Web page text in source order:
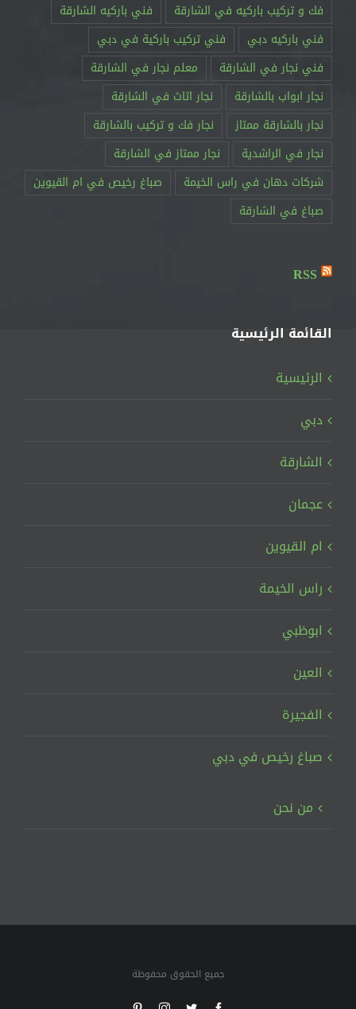
فك و تركيب باركيه في الشارقة
فني باركيه الشارقة
فني باركيه دبي
فني تركيب باركية في دبي
فني نجار في الشارقة
معلم نجار في الشارقة
نجار ابواب بالشارقة
نجار اثاث في الشارقة
نجار بالشارقة ممتاز
نجار فك و تركيب بالشارقة
نجار في الراشدية
نجار ممتاز في الشارقة
RSS
القائمة الرئيسية
الرئيسية
دبي
الشارقة
عجمان
ام القيوين
راس الخيمة
ابوظبي
العين
الفجيرة
صباغ رخيص في دبي
من نحن
جميع الحقوق محفوظة